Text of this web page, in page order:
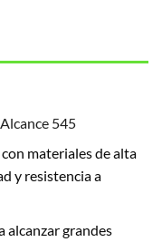
545
materiales de alta
y resistencia a
alcanzar grandes